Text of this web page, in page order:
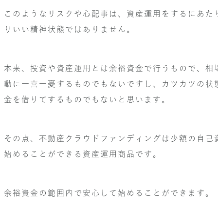
このようなリスクや心配事は、資産運用をするにあた
りいい精神状態ではありません。
本来、投資や資産運用とは余裕資金で行うもので、相
動に一喜一憂するものでもないですし、カツカツの状
金を借りてするものでもないと思います。
その点、不動産クラウドファンディングは少額の自己
始めることができる資産運用商品です。
余裕資金の範囲内で安心して始めることができます。